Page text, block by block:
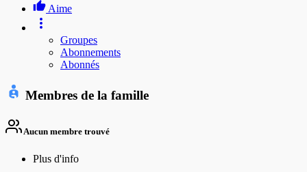
Aime
Groupes
Abonnements
Abonnés
Membres de la famille
Aucun membre trouvé
Plus d'info